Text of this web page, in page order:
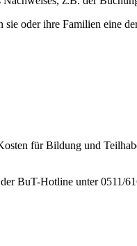
oder ihre Familien eine
für Bildung und
BuT-Hotline unter 0511/